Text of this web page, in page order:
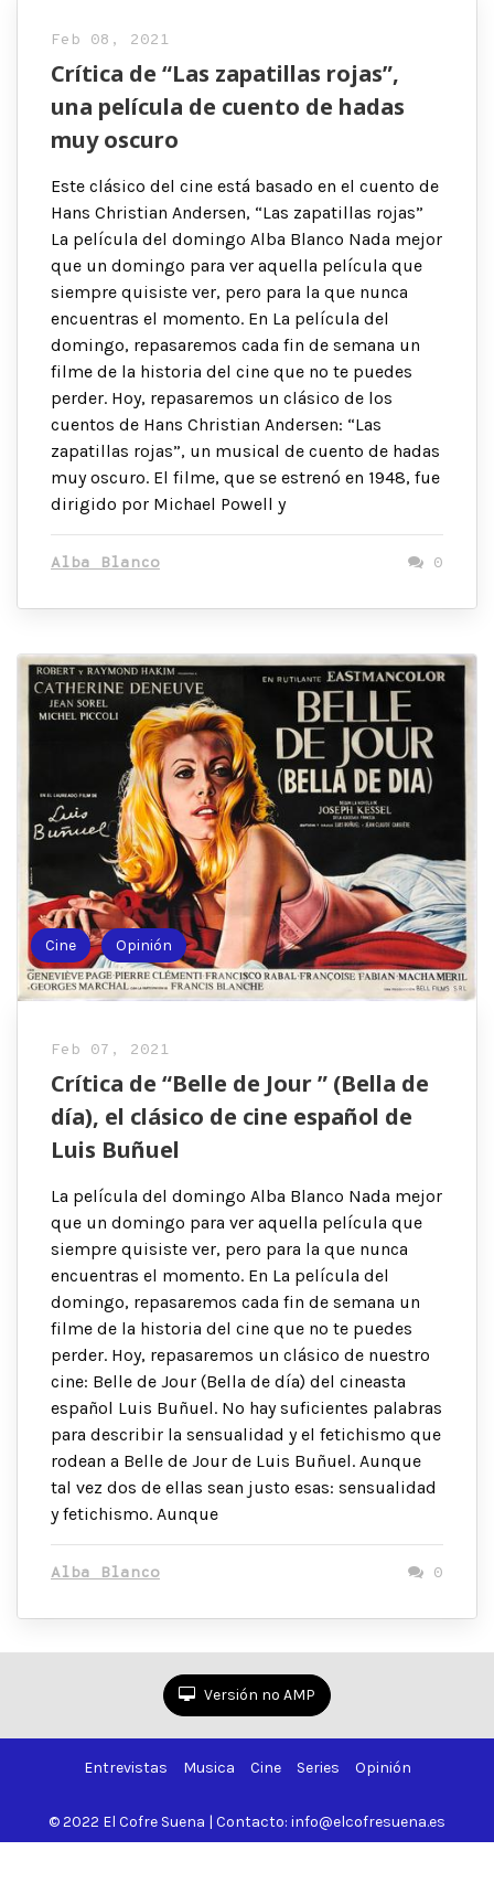
Feb 08, 2021
Crítica de “Las zapatillas rojas”,
una película de cuento de hadas
muy oscuro
Este clásico del cine está basado en el cuento de
Hans Christian Andersen, “Las zapatillas rojas”
La película del domingo Alba Blanco Nada mejor
que un domingo para ver aquella película que
siempre quisiste ver, pero para la que nunca
encuentras el momento. En La película del
domingo, repasaremos cada fin de semana un
filme de la historia del cine que no te puedes
perder. Hoy, repasaremos un clásico de los
cuentos de Hans Christian Andersen: “Las
zapatillas rojas”, un musical de cuento de hadas
muy oscuro. El filme, que se estrenó en 1948, fue
dirigido por Michael Powell y
Alba Blanco 0
Cine Opinión
Feb 07, 2021
Crítica de “Belle de Jour ” (Bella de
día), el clásico de cine español de
Luis Buñuel
La película del domingo Alba Blanco Nada mejor
que un domingo para ver aquella película que
siempre quisiste ver, pero para la que nunca
encuentras el momento. En La película del
domingo, repasaremos cada fin de semana un
filme de la historia del cine que no te puedes
perder. Hoy, repasaremos un clásico de nuestro
cine: Belle de Jour (Bella de día) del cineasta
español Luis Buñuel. No hay suficientes palabras
para describir la sensualidad y el fetichismo que
rodean a Belle de Jour de Luis Buñuel. Aunque
tal vez dos de ellas sean justo esas: sensualidad
y fetichismo. Aunque
Alba Blanco 0
Versión no AMP
Entrevistas Musica Cine Series Opinión
© 2022 El Cofre Suena | Contacto: info@elcofresuena.es